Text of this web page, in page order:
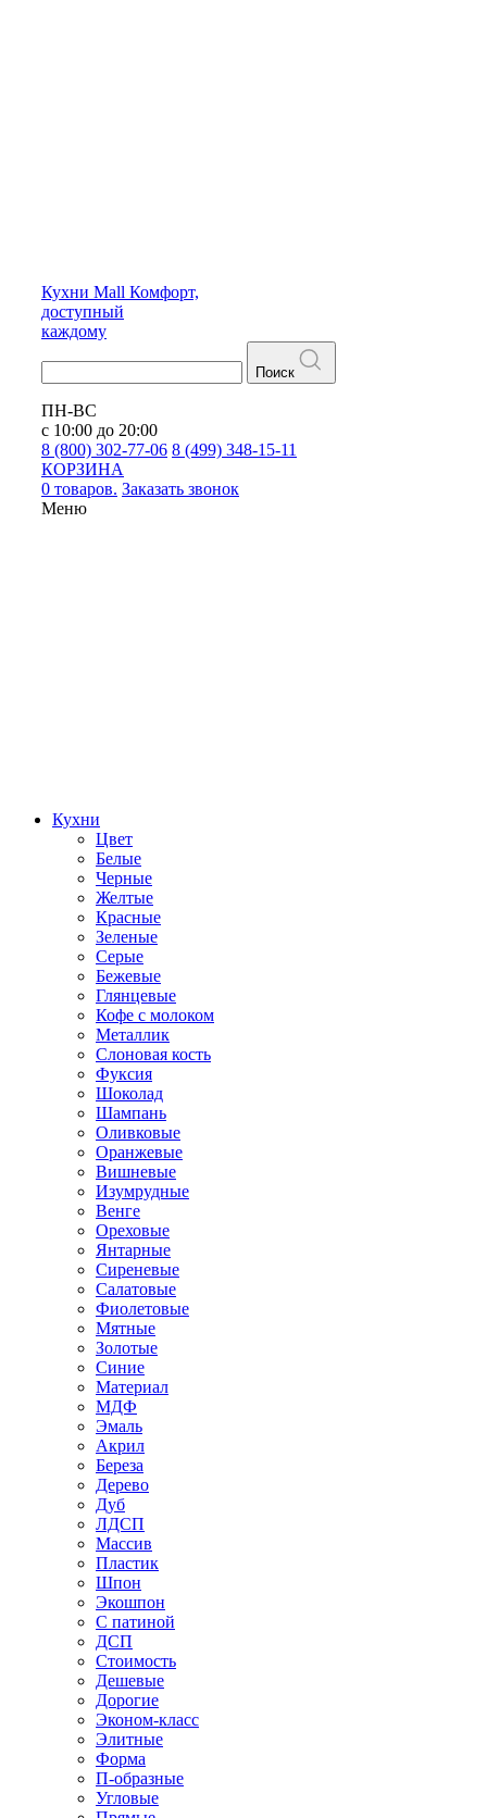
Кухни Mall Комфорт,
доступный
каждому
Поиск
ПН-ВС
с 10:00 до 20:00
8 (800) 302-77-06 8 (499) 348-15-11
КОРЗИНА
0 товаров. Заказать звонок
Меню
Кухни
Цвет
Белые
Черные
Желтые
Красные
Зеленые
Серые
Бежевые
Глянцевые
Кофе с молоком
Металлик
Слоновая кость
Фуксия
Шоколад
Шампань
Оливковые
Оранжевые
Вишневые
Изумрудные
Венге
Ореховые
Янтарные
Сиреневые
Салатовые
Фиолетовые
Мятные
Золотые
Синие
Материал
МДФ
Эмаль
Акрил
Береза
Дерево
Дуб
ЛДСП
Массив
Пластик
Шпон
Экошпон
С патиной
ДСП
Стоимость
Дешевые
Дорогие
Эконом-класс
Элитные
Форма
П-образные
Угловые